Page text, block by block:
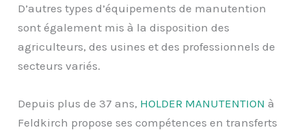
D’autres types d’équipements de manutention
sont également mis à la disposition des
agriculteurs, des usines et des professionnels de
secteurs variés.
Depuis plus de 37 ans, HOLDER MANUTENTION à
Feldkirch propose ses compétences en transferts